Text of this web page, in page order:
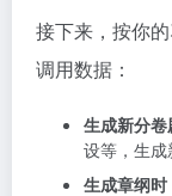
接下来，按你
调用数据：
生成新分
设等，生成
生成章纲时